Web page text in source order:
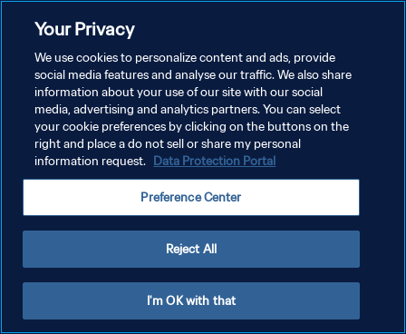
سياسة الخصوصية
إدارة تفضيلات ملفات تعريف الارتباط
Your Privacy
We use cookies to personalize content and ads, provide
social media features and analyse our traffic. We also share
information about your use of our site with our social
media, advertising and analytics partners. You can select
your cookie preferences by clicking on the buttons on the
right and place a do not sell or share my personal
information request. Data Protection Portal
Preference Center
Reject All
I'm OK with that